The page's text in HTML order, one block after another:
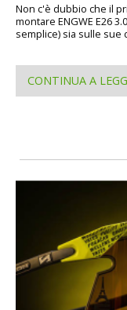
Non c'è dubbio che il
montare ENGWE E26
semplice) sia sulle sue
CONTINUA A